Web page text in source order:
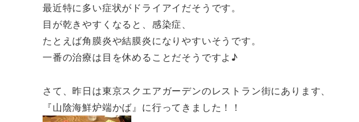
最近特に多い症状がドライアイだそうです。
目が乾きやすくなると、感染症、
たとえば角膜炎や結膜炎になりやすいそうです。
一番の治療は目を休めることだそうですよ♪
さて、昨日は東京スクエアガーデンのレストラン街にあります、
『山陰海鮮炉端かば』に行ってきました！！